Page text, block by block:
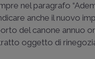
nel paragrafo
anche il nuovo
del canone annuo
oggetto di